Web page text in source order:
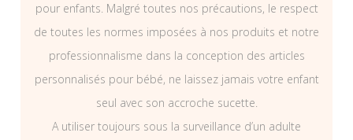
pour enfants. Malgré toutes nos précautions, le respect
de toutes les normes imposées à nos produits et notre
professionnalisme dans la conception des articles
personnalisés pour bébé, ne laissez jamais votre enfant
seul avec son accroche sucette.
A utiliser toujours sous la surveillance d’un adulte